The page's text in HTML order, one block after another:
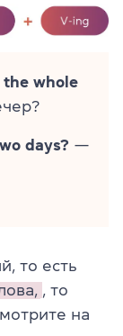
the whole
days? —
то есть
, то
на